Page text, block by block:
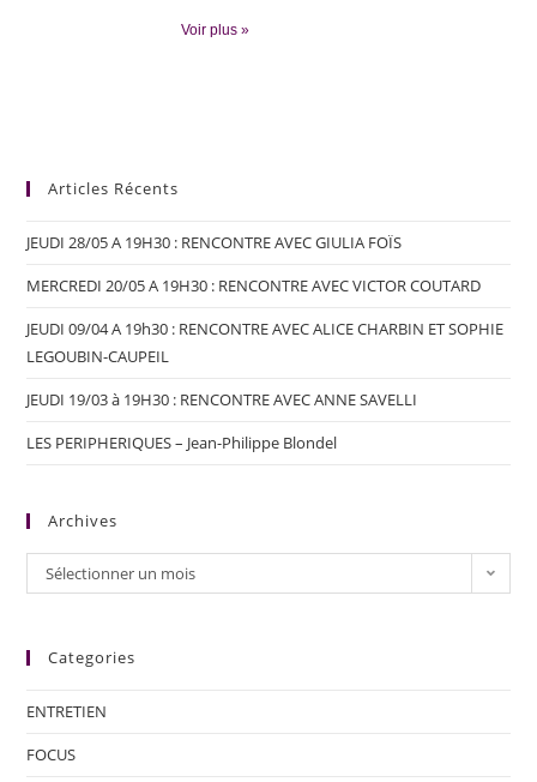
Voir plus »
Articles Récents
JEUDI 28/05 A 19H30 : RENCONTRE AVEC GIULIA FOÏS
MERCREDI 20/05 A 19H30 : RENCONTRE AVEC VICTOR COUTARD
JEUDI 09/04 A 19h30 : RENCONTRE AVEC ALICE CHARBIN ET SOPHIE
LEGOUBIN-CAUPEIL
JEUDI 19/03 à 19H30 : RENCONTRE AVEC ANNE SAVELLI
LES PERIPHERIQUES – Jean-Philippe Blondel
Archives
Sélectionner un mois
Categories
ENTRETIEN
FOCUS